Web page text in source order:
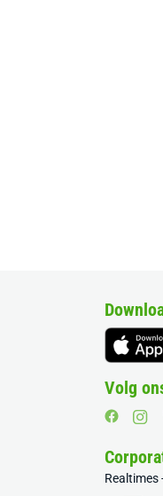
Volg
Realtimes